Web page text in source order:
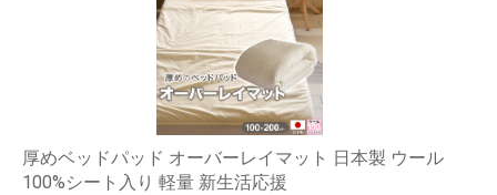
厚めベッドパッド オーバーレイマット 日本製 ウール
100%シート入り 軽量 新生活応援